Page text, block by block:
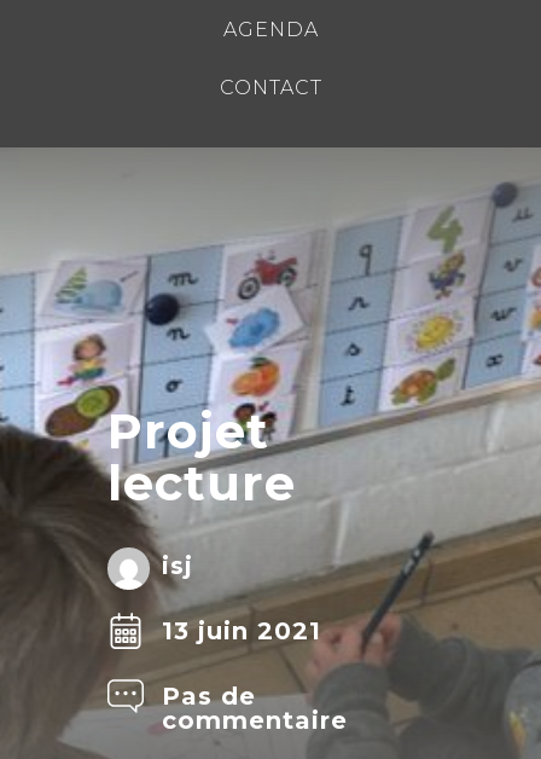
AGENDA
CONTACT
Projet
lecture
isj
13 juin 2021
Pas de
commentaire